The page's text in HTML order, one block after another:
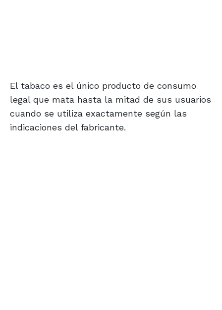
El tabaco es el único producto de consumo
legal que mata hasta la mitad de sus usuarios
cuando se utiliza exactamente según las
indicaciones del fabricante.